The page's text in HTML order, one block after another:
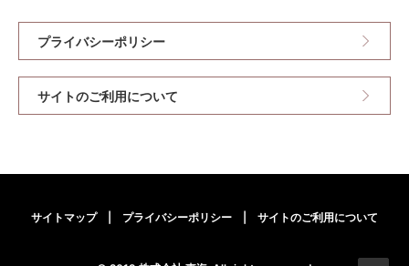
プライバシーポリシー
サイトのご利用について
サイトマップ| プライバシーポリシー サイトのご利用について